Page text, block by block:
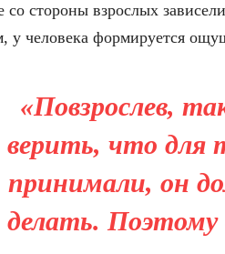
со стороны взрослых
у человека формируется
«Повзрослев,
верить, что для
принимали, он
делать. Поэтому